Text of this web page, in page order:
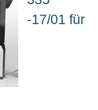
-17/01 für